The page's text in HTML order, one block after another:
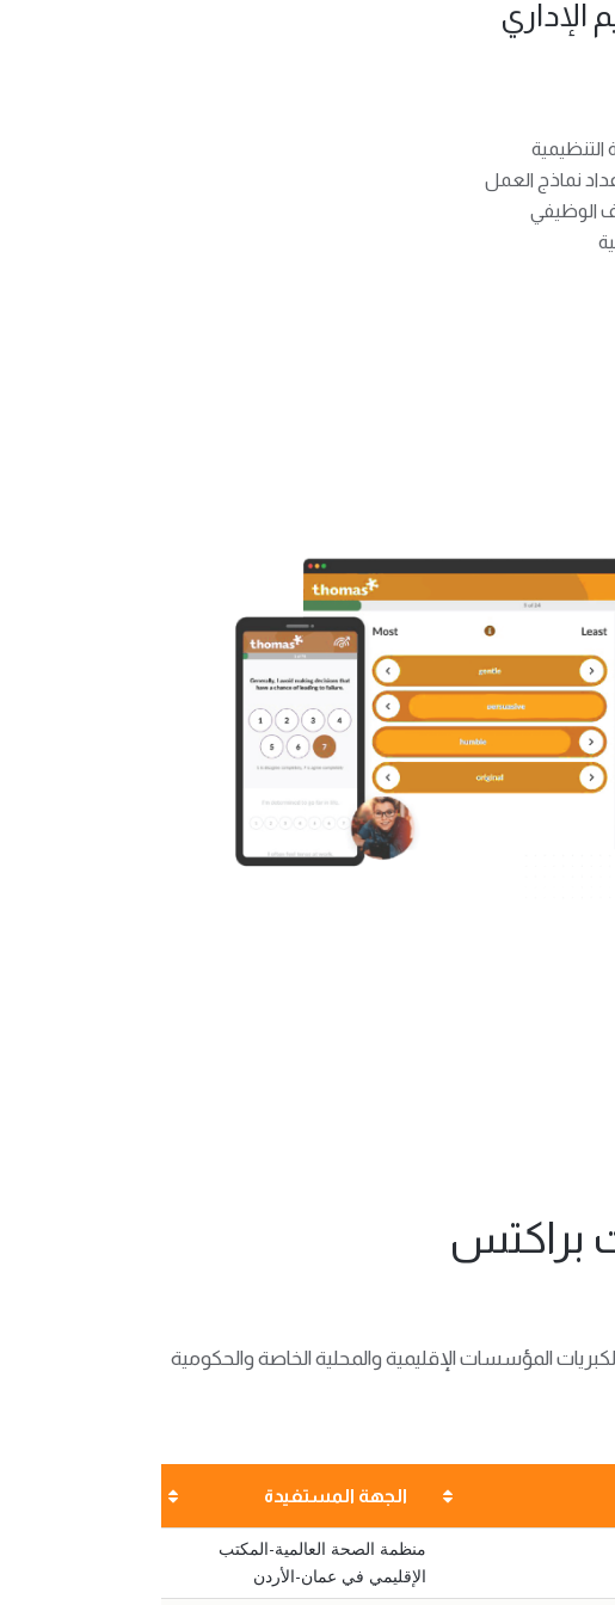
الإداري
التنظيمية
نماذج العمل
الوظيفي
براكتس
استشارية و تأهيلية متخصصة لكبريات المؤسسات الإقليمية والمحلية الخاصة والحكومية
الجهة المستفيدة
منظمة الصحة العالمية-المكتب
الإقليمي في عمان-الأردن